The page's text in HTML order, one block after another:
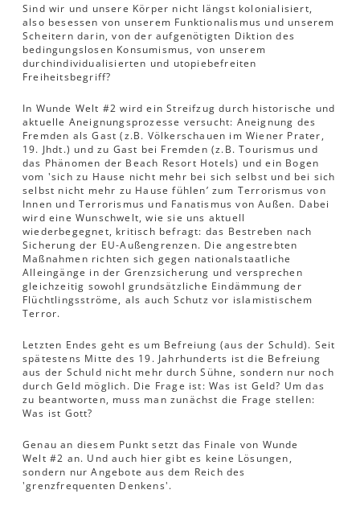
Sind wir und unsere Körper nicht längst kolonialisiert,
also besessen von unserem Funktionalismus und unserem
Scheitern darin, von der aufgenötigten Diktion des
bedingungslosen Konsumismus, von unserem
durchindividualisierten und utopiebefreiten
Freiheitsbegriff?
In Wunde Welt #2 wird ein Streifzug durch historische und
aktuelle Aneignungsprozesse versucht: Aneignung des
Fremden als Gast (z.B. Völkerschauen im Wiener Prater,
19. Jhdt.) und zu Gast bei Fremden (z.B. Tourismus und
das Phänomen der Beach Resort Hotels) und ein Bogen
vom 'sich zu Hause nicht mehr bei sich selbst und bei sich
selbst nicht mehr zu Hause fühlen’ zum Terrorismus von
Innen und Terrorismus und Fanatismus von Außen. Dabei
wird eine Wunschwelt, wie sie uns aktuell
wiederbegegnet, kritisch befragt: das Bestreben nach
Sicherung der EU-Außengrenzen. Die angestrebten
Maßnahmen richten sich gegen nationalstaatliche
Alleingänge in der Grenzsicherung und versprechen
gleichzeitig sowohl grundsätzliche Eindämmung der
Flüchtlingsströme, als auch Schutz vor islamistischem
Terror.
Letzten Endes geht es um Befreiung (aus der Schuld). Seit
spätestens Mitte des 19. Jahrhunderts ist die Befreiung
aus der Schuld nicht mehr durch Sühne, sondern nur noch
durch Geld möglich. Die Frage ist: Was ist Geld? Um das
zu beantworten, muss man zunächst die Frage stellen:
Was ist Gott?
Genau an diesem Punkt setzt das Finale von Wunde
Welt #2 an. Und auch hier gibt es keine Lösungen,
sondern nur Angebote aus dem Reich des
'grenzfrequenten Denkens'.